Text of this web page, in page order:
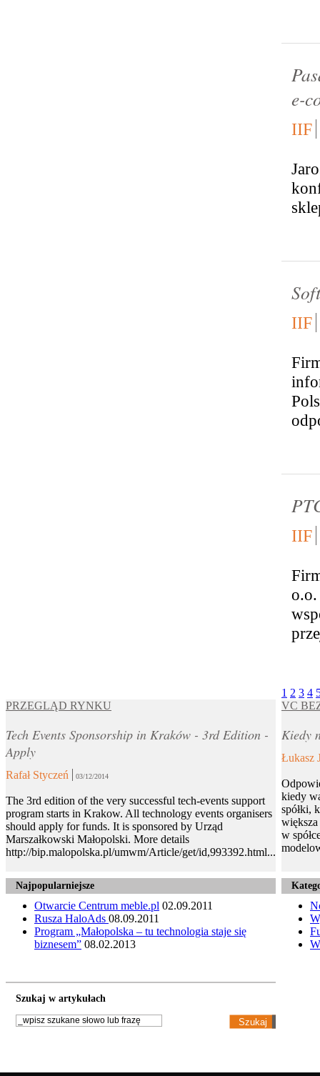
e-
IIF
IIF
IIF
1 2 3 4
PRZEGLĄD RYNKU
Tech Events Sponsorship in Kraków - 3rd Edition -
Apply
Rafał Styczeń 03/12/2014
The 3rd edition of the very successful tech-events support
program starts in Krakow. All technology events organisers
should apply for funds. It is sponsored by Urząd
Marszałkowski Małopolski. More details
http://bip.malopolska.pl/umwm/Article/get/id,993392.html...
VC
Kiedy
Łukasz
kiedy
spółki,
większa
w
Najpopularniejsze
Otwarcie Centrum meble.pl 02.09.2011
Rusza HaloAds 08.09.2011
Program „Małopolska – tu technologia staje się
biznesem” 08.02.2013
Szukaj w artykułach